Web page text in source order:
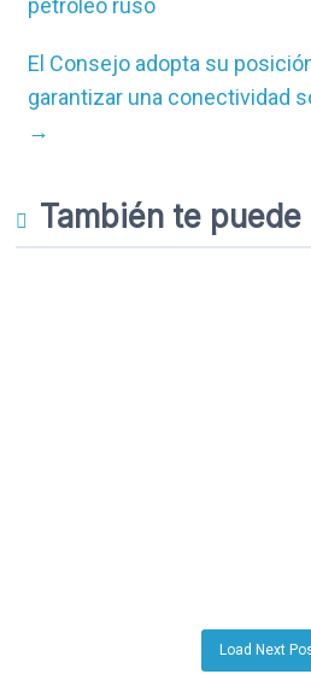
petróleo ruso
El Consejo adopta su
garantizar una conectividad
→
También te
Load Next